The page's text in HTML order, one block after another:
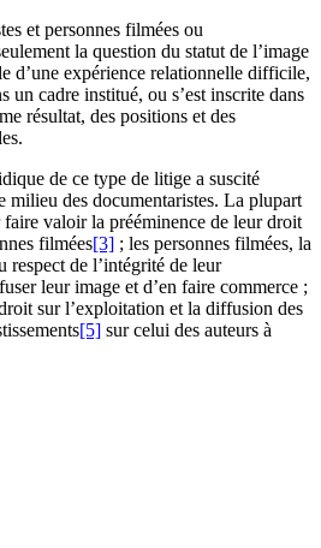
et personnes filmées ou
la question du statut de l’image
d’une expérience relationnelle difficile,
un cadre institué, ou s’est inscrite dans
résultat, des positions et des
de ce type de litige a suscité
milieu des documentaristes. La plupart
faire valoir la prééminence de leur droit
filmées[3] ; les personnes filmées, la
respect de l’intégrité de leur
leur image et d’en faire commerce ;
sur l’exploitation et la diffusion des
[5] sur celui des auteurs à